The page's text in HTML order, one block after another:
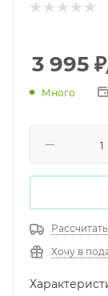
3 995 ₽
Много
Хочу в